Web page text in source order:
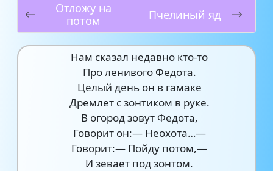
Отложу на
потом
Пчелиный яд
Нам сказал недавно кто-то
Про ленивого Федота.
Целый день он в гамаке
Дремлет с зонтиком в руке.
В огород зовут Федота,
Говорит он:— Неохота…—
Говорит:— Пойду потом,—
И зевает под зонтом.